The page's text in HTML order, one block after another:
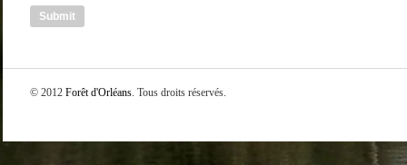
© 2012 Forêt d'Orléans. Tous droits réservés.